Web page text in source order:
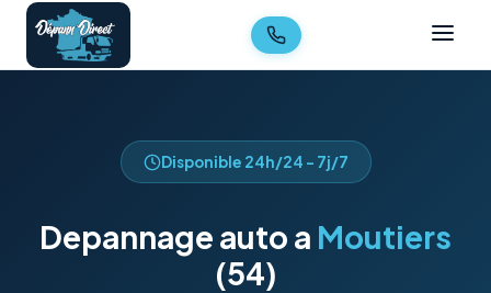
Disponible 24h/24 - 7j/7
Depannage auto a Moutiers
(54)